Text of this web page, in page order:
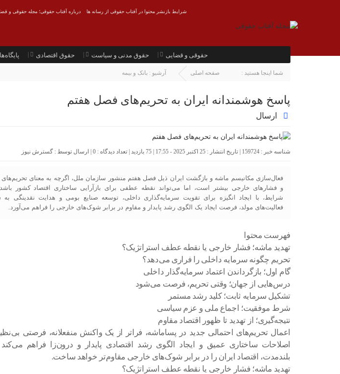
درباره آفتاب حقوقی؛ مجله حقوقی و شرایط بازنشر محتوا در آفتاب حقوقی از رسانه ها
حقوقی و قضایی حقوق مدنی و سیاست حقوق اقتصادی
شما اینجا هستید : صفحه اصلی آرشیو : بانک و بیمه
پاسخ هوشمندانه ایران به تحریم‌های فصل هفتم
ارسال
شناسه خبر : 159724 | تاریخ انتشار : 25 اکتبر 2025 - 17:55 | 75 بازدید | تعداد دیدگاه : 0 | ارسال توسط : گسترش نیوز
فعال‌سازی مکانیسم ماشه و بازگشت ایران ذیل فصل هفتم منشور سازمان ملل، اگرچه به معنای
و فشارهای خارجی بیشتر است، اما می‌تواند نقطه عطفی برای بازآرایی ساختاری اقتصاد کشور
شرایط، با ایجاد انگیزه برای تقویت سرمایه‌گذاری داخلی، توسعه صنایع بومی و هدایت نقدینگی
فعالیت‌های مولد، فرصت ایجاد یک الگوی رشد پایدار و مقاوم در برابر شوک‌های خارجی را فراهم می‌آورد.
فهرست محتوا
تهدید ماشه؛ فشار خارجی یا نقطه عطف استراتژیک؟
تحریم چگونه سرمایه داخلی را فراری می‌دهد؟
گام اول؛ بازگرداندن اعتماد سرمایه‌گذار داخلی
درس‌هایی از جهان؛ وقتی تحریم، فرصت می‌شود
تشکیل سرمایه ثابت؛ کلید رشد مستمر
شرط موفقیت؛ اجماع ملی و عزم سیاسی
نتیجه‌گیری؛ از تهدید تا ظهور اقتصاد مقاوم
اعمال تحریم‌های احتمالی جدید در پساماشه، فراتر از یک واکنش منفعلانه، فرصتی
اصلاحات ساختاری عمیق و ایجاد الگوی رشد اقتصادی پایدار و درون‌زا فراهم
بلندمدت، اقتصاد ایران را در برابر شوک‌های خارجی مقاوم‌تر خواهد ساخت.
تهدید ماشه؛ فشار خارجی یا نقطه عطف استراتژیک؟